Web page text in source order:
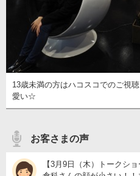
13歳未満の方はハコスコでのご視
愛い☆
お客さまの声
【3月9日（木）トークショ